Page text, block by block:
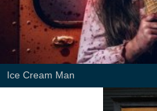
Ice Cream Man